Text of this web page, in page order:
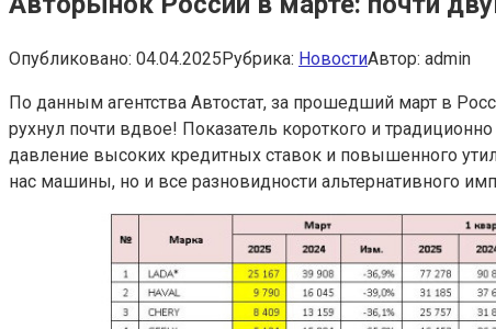
Опубликовано: 04.04.2025Рубрика: НовостиАвтор: admin
По данным агентства Автостат, за прошедший март в
рухнул почти вдвое! Показатель короткого и
давление высоких кредитных ставок и повышенного
нас машины, но и все разновидности альтернативного